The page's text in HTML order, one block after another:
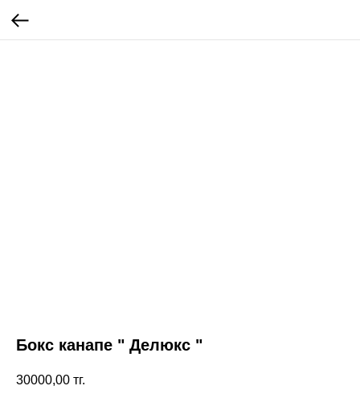
Бокс канапе " Делюкс "
30000,00 тг.